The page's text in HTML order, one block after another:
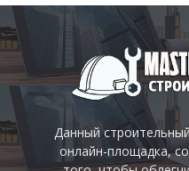
Данный
онлайн-площадка,